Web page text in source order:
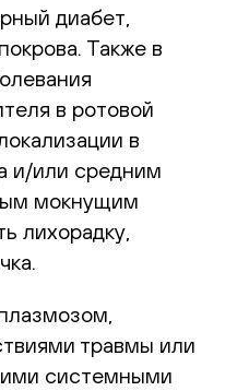
диабет,
Также в
в ротовой
в
и/или средним
мокнущим
лихорадку,
травмы или
системными